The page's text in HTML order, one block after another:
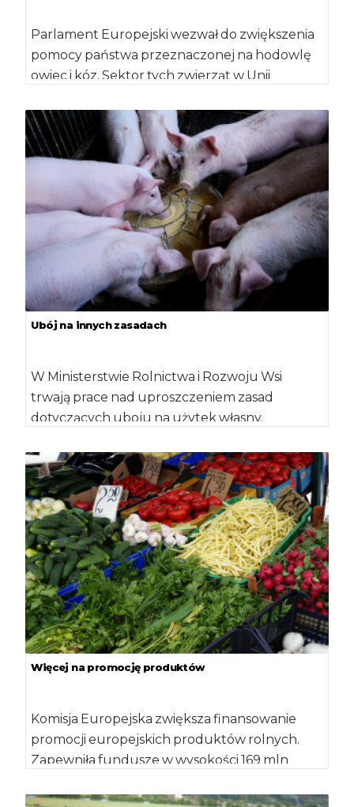
Parlament Europejski wezwał do zwiększenia
pomocy państwa przeznaczonej na hodowlę
owiec i kóz. Sektor tych zwierząt w Unii
Ubój na innych zasadach
W Ministerstwie Rolnictwa i Rozwoju Wsi
trwają prace nad uproszczeniem zasad
dotyczących uboju na użytek własny.
[…]
Więcej na promocję produktów
Komisja Europejska zwiększa finansowanie
promocji europejskich produktów rolnych.
Zapewniła fundusze w wysokości 169 mln